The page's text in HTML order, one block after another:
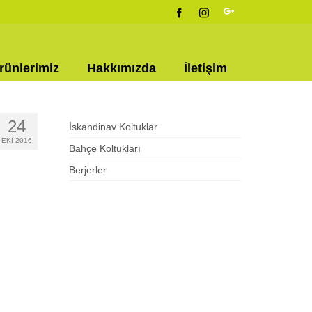
Hakkımızda İletişim
24
EKI 2016
İskandinav Koltuklar
Bahçe Koltukları
Berjerler